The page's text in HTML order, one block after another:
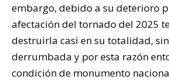
embargo, debido a su deterioro
afectación del tornado del 2025
destruirla casi en su totalidad,
derrumbada y por esta razón
condición de monumento